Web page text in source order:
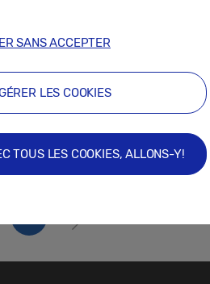
SANS ACCEPTER
LES COOKIES
TOUS LES COOKIES, ALLONS-Y!